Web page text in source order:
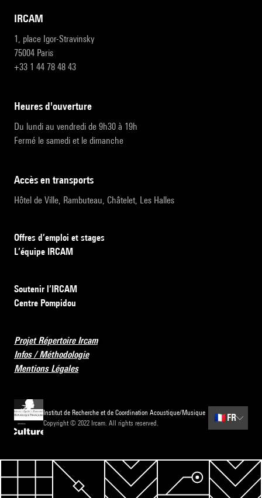
IRCAM
1, place Igor-Stravinsky
75004 Paris
+33 1 44 78 48 43
heures d'ouverture
Du lundi au vendredi de 9h30 à 19h
Fermé le samedi et le dimanche
accès en transports
Hôtel de Ville, Rambuteau, Châtelet, Les Halles
Offres d’emploi et stages
L’équipe IRCAM
Soutenir l’IRCAM
Centre Pompidou
Projet Répertoire Ircam
Infos / Méthodologie
Mentions Légales
Institut de Recherche et de Coordination Acoustique/Musique
Copyright © 2022 Ircam. All rights reserved.
🇫🇷 FR